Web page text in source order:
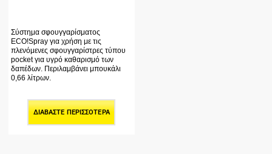
Σύστημα σφουγγαρίσματος
ECO!Spray για χρήση με τις
πλενόμενες σφουγγαρίστρες τύπου
pocket για υγρό καθαρισμό των
δαπέδων. Περιλαμβάνει μπουκάλι
0,66 λίτρων.
ΔΙΑΒΆΣΤΕ ΠΕΡΙΣΣΌΤΕΡΑ